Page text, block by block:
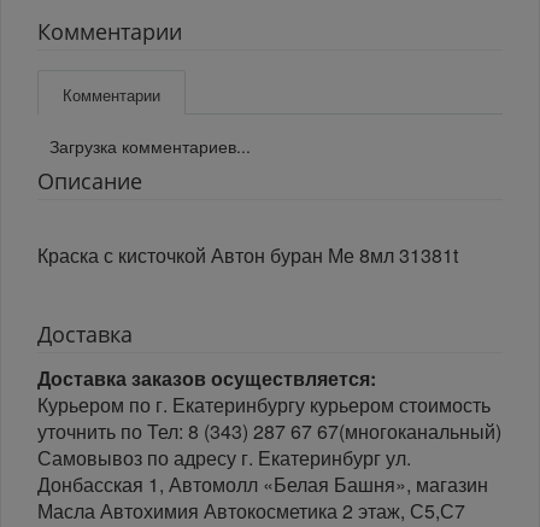
Комментарии
Комментарии
Загрузка комментариев...
Описание
Краска с кисточкой Автон буран Ме 8мл 31381t
Доставка
Доставка заказов осуществляется:
Курьером по г. Екатеринбургу курьером стоимость
уточнить по Тел: 8 (343) 287 67 67(многоканальный)
Самовывоз по адресу г. Екатеринбург ул.
Донбасская 1, Автомолл «Белая Башня», магазин
Масла Автохимия Автокосметика 2 этаж, С5,С7